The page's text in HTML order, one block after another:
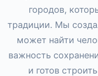
городов,
традиции. Мы
может найти
важность
и готов